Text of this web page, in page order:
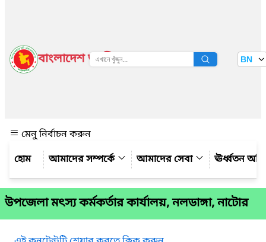
বাংলাদেশ জাতীয় তথ্য বাতায়ন BN
মেনু নির্বাচন করুন
আমাদের সম্পর্কে
আমাদের সেবা ঊর্ধ্বতন
উপজেলা মৎস্য কর্মকর্তার কার্যালয়, নলডাঙ্গা, নাটোর